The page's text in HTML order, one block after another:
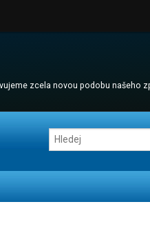
zcela novou podobu našeho